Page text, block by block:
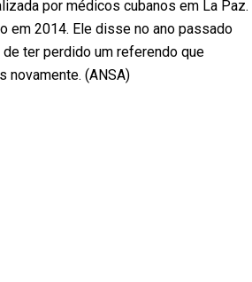
por médicos cubanos em La Paz.
em 2014. Ele disse no ano passado
ter perdido um referendo que
novamente. (ANSA)